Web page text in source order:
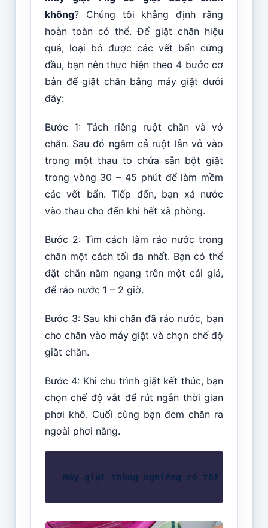
không? Chúng tôi khẳng định rằng
hoàn toàn có thể. Để giặt chăn hiệu
quả, loại bỏ được các vết bẩn cứng
đầu, bạn nên thực hiện theo 4 bước cơ
bản để giặt chăn bằng máy giặt dưới
đây:
Bước 1: Tách riêng ruột chăn và vỏ
chăn. Sau đó ngâm cả ruột lẫn vỏ vào
trong một thau to chứa sẵn bột giặt
trong vòng 30 – 45 phút để làm mềm
các vết bẩn. Tiếp đến, bạn xả nước
vào thau cho đến khi hết xà phòng.
Bước 2: Tìm cách làm ráo nước trong
chăn một cách tối đa nhất. Bạn có thể
đặt chăn nằm ngang trên một cái giá,
để ráo nước 1 – 2 giờ.
Bước 3: Sau khi chăn đã ráo nước, bạn
cho chăn vào máy giặt và chọn chế độ
giặt chăn.
Bước 4: Khi chu trình giặt kết thúc, bạn
chọn chế độ vắt để rút ngắn thời gian
phơi khô. Cuối cùng bạn đem chăn ra
ngoài phơi nắng.
Máy giặt thùng nghiêng có tốt không